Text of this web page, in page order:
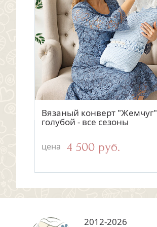
Быстрый просмотр
Вязаный конверт "Жемчуг"
голубой - все сезоны
цена 4 500 руб.
Быстрый просмотр
Трикотажный чепчик для
девочки "Адель"
цена 300 руб.
2012-2026